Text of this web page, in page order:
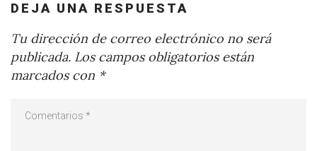
DEJA UNA RESPUESTA
Tu dirección de correo electrónico no será
publicada. Los campos obligatorios están
marcados con *